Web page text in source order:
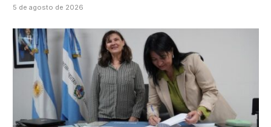
5 de agosto de 2026